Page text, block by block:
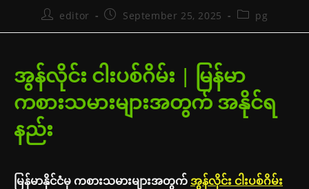
Posteditor
PostSeptember 25, 2025
Postpg
အွန်လိုင်း ငါးပစ်ဂိမ်း | မြန်မာ
ကစားသမားများအတွက် အနိုင်ရ
နည်း
မြန်မာနိုင်ငံမှ ကစားသမားများအတွက်အွန်လိုင်း ငါးပစ်ဂိမ်း